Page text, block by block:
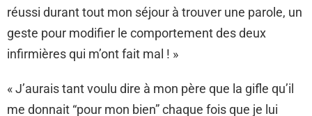
réussi durant tout mon séjour à trouver une parole, un
geste pour modifier le comportement des deux
infirmières qui m’ont fait mal ! »
« J’aurais tant voulu dire à mon père que la gifle qu’il
me donnait “pour mon bien” chaque fois que je lui